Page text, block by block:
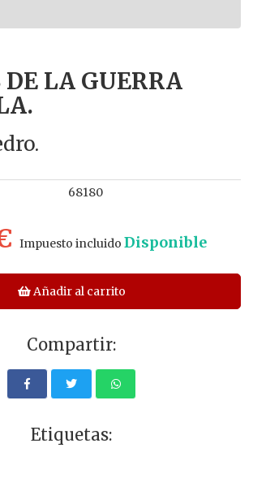
DE LA GUERRA
68180
Impuesto incluido Disponible
Añadir al carrito
Compartir:
Etiquetas: